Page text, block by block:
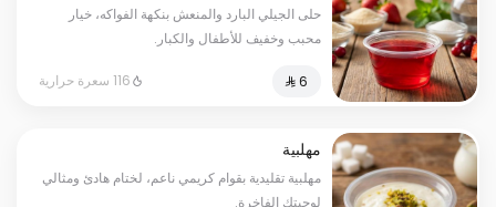
حلى الجيلي البارد والمنعش بنكهة الفواكه، خيار
محبب وخفيف للأطفال والكبار.
116 سعرة حرارية
مهلبية
مهلبية تقليدية بقوام كريمي ناعم، لختام هادئ ومثالي
لوجبتك الفاخرة.